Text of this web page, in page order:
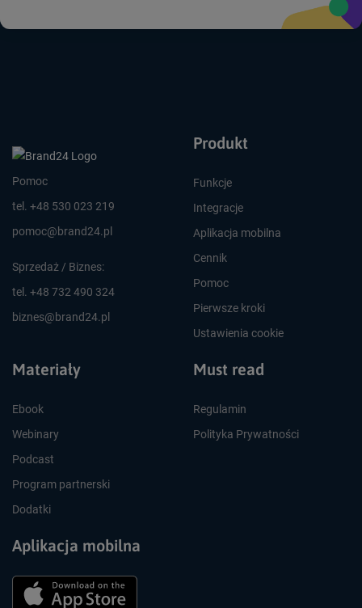
Pomoc
tel. +48 530 023 219
pomoc@brand24.pl
Sprzedaż / Biznes:
tel. +48 732 490 324
biznes@brand24.pl
Produkt
Funkcje
Integracje
Aplikacja mobilna
Cennik
Pomoc
Pierwsze kroki
Ustawienia cookie
Must read
Regulamin
Polityka Prywatności
Materiały
Ebook
Webinary
Podcast
Program partnerski
Dodatki
Aplikacja mobilna